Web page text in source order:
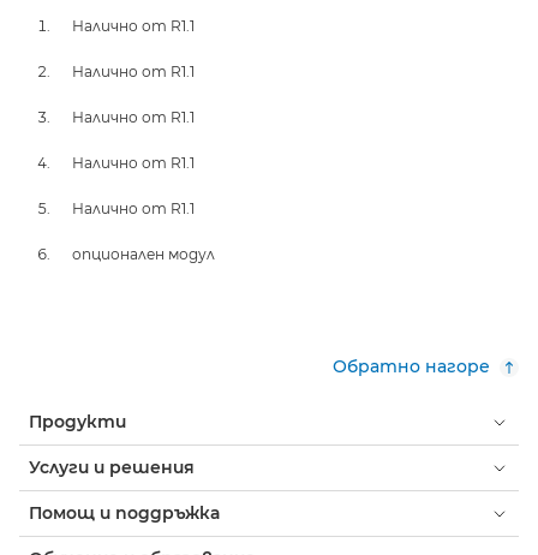
Налично от R1.1
Налично от R1.1
Налично от R1.1
Налично от R1.1
Налично от R1.1
опционален модул
Обратно нагоре
Продукти
Услуги и решения
Помощ и поддръжка